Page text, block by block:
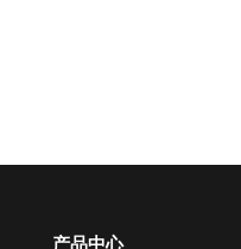
产品中心